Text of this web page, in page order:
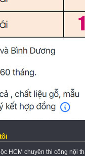
HCM chuyên thi công nội